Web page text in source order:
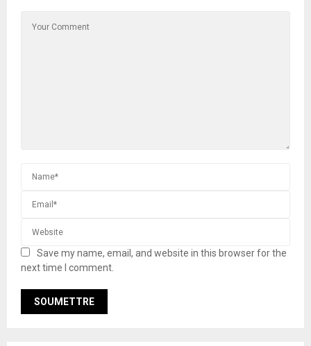
Save my name, email, and website in this browser for the
next time I comment.